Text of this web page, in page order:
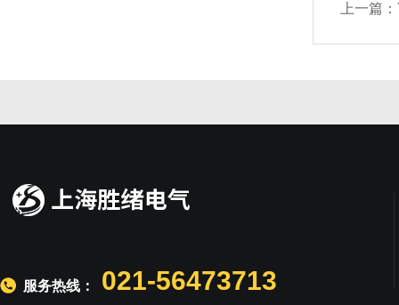
上一篇：
服务热线： 021-56473713